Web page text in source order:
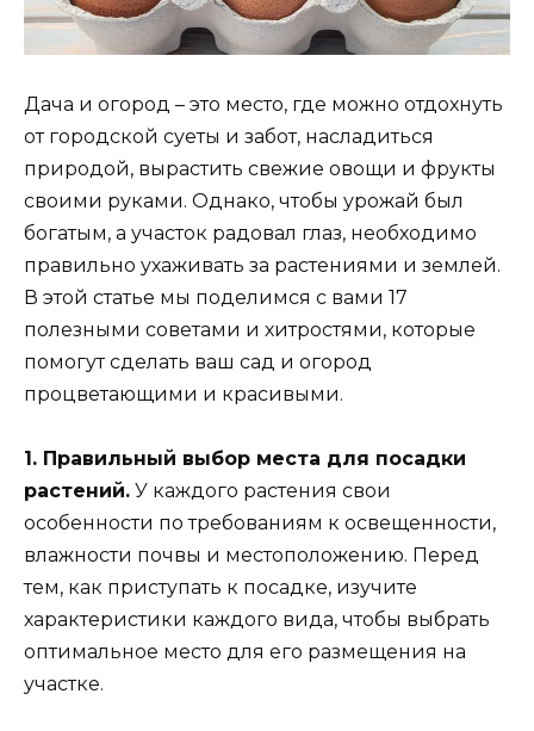
Дача и огород – это место, где можно отдохнуть
от городской суеты и забот, насладиться
природой, вырастить свежие овощи и фрукты
своими руками. Однако, чтобы урожай был
богатым, а участок радовал глаз, необходимо
правильно ухаживать за растениями и землей.
В этой статье мы поделимся с вами 17
полезными советами и хитростями, которые
помогут сделать ваш сад и огород
процветающими и красивыми.
1. Правильный выбор места для посадки
растений. У каждого растения свои
особенности по требованиям к освещенности,
влажности почвы и местоположению. Перед
тем, как приступать к посадке, изучите
характеристики каждого вида, чтобы выбрать
оптимальное место для его размещения на
участке.